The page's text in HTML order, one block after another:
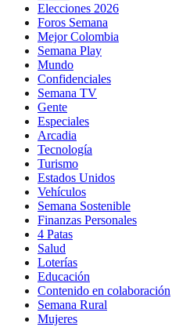
Elecciones 2026
Foros Semana
Mejor Colombia
Semana Play
Mundo
Confidenciales
Semana TV
Gente
Especiales
Arcadia
Tecnología
Turismo
Estados Unidos
Vehículos
Semana Sostenible
Finanzas Personales
4 Patas
Salud
Loterías
Educación
Contenido en colaboración
Semana Rural
Mujeres